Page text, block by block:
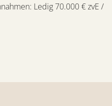
Ledig 70.000 € zvE /